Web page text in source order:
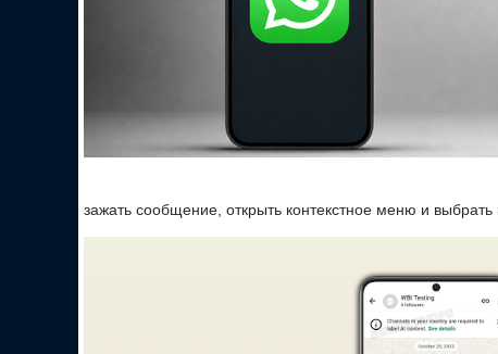
зажать сообщение, открыть контекстное меню и